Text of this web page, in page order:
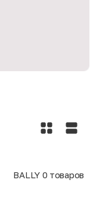
BALLY 0 товаров